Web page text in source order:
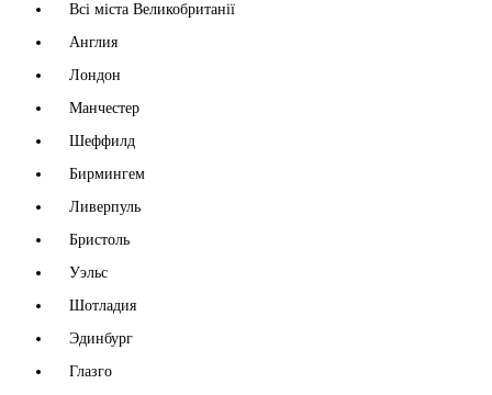
Всі міста Великобританії
Англия
Лондон
Манчестер
Шеффилд
Бирмингем
Ливерпуль
Бристоль
Уэльс
Шотладия
Эдинбург
Глазго